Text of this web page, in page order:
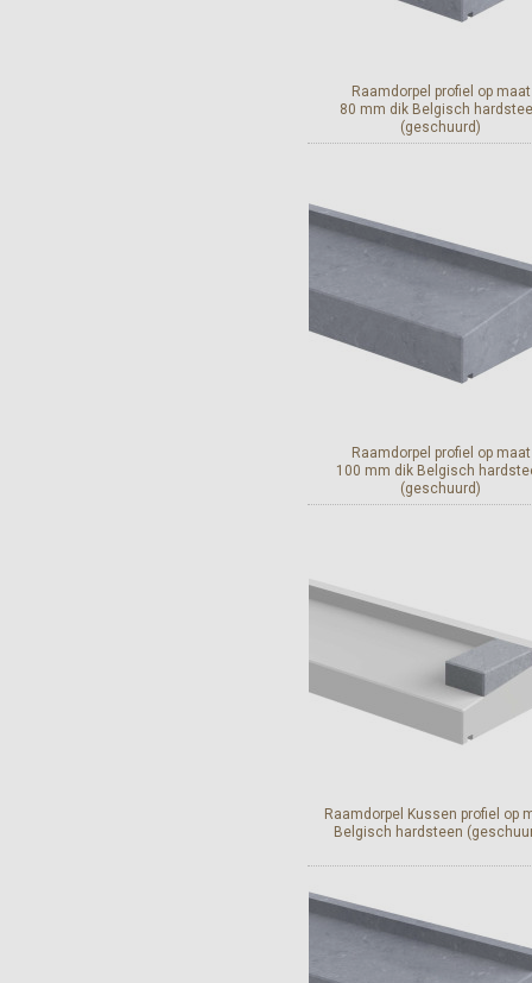
Raamdorpel profiel op maat
80 mm dik Belgisch
(geschuurd)
Raamdorpel profiel op maat
100 mm dik Belgisch
(geschuurd)
Raamdorpel Kussen profiel op
Belgisch hardsteen
geschuurde afwerking.